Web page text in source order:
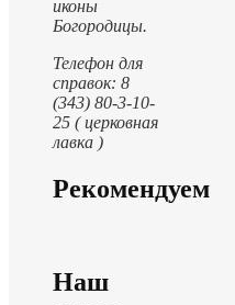
иконы
Богородицы.
Телефон для
справок: 8
(343) 80-3-10-
25 ( церковная
лавка )
Рекомендуем
Наш